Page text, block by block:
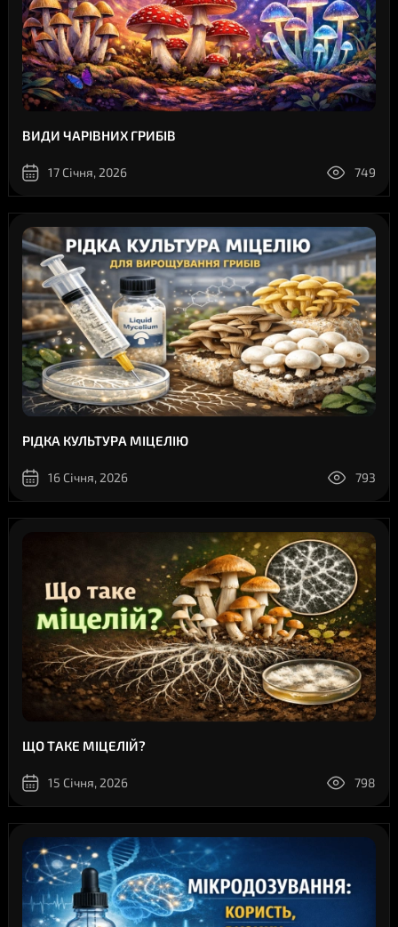
ВИДИ ЧАРІВНИХ ГРИБІВ
17 Січня, 2026 749
РІДКА КУЛЬТУРА МІЦЕЛІЮ
16 Січня, 2026 793
ЩО ТАКЕ МІЦЕЛІЙ?
15 Січня, 2026 798